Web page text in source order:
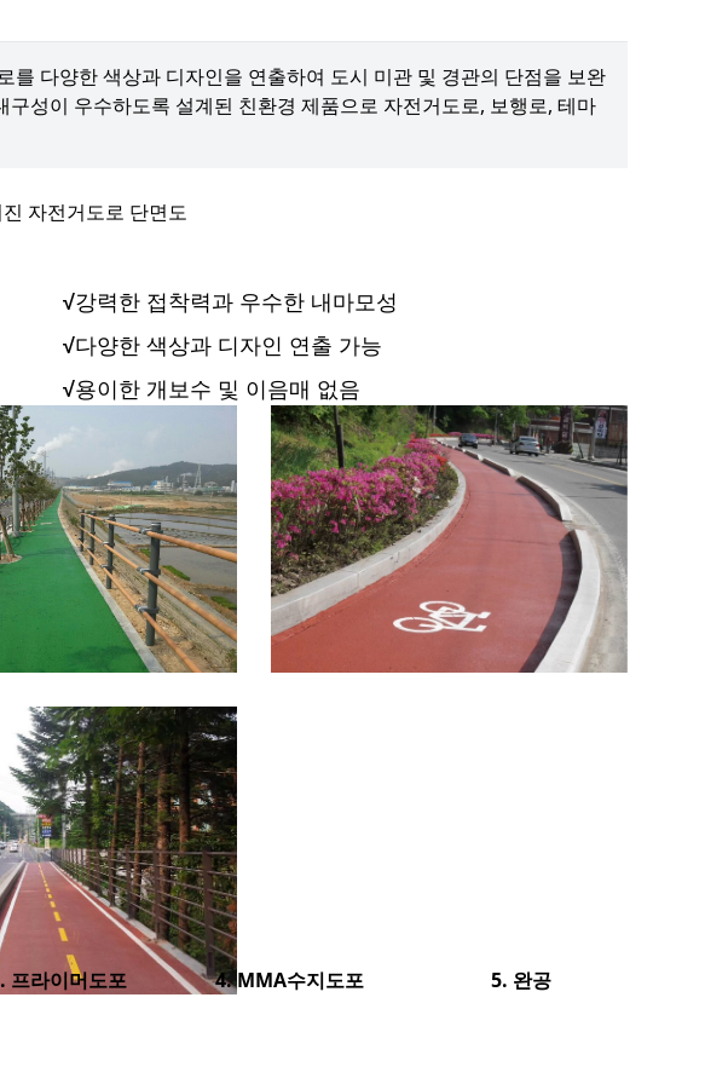
다양한 색상과 디자인을 연출하여 도시 미관 및 경관의 단점을 보완
성이 우수하도록 설계된 친환경 제품으로 자전거도로, 보행로, 테마
강력한 접착력과 우수한 내마모성
다양한 색상과 디자인 연출 가능
용이한 개보수 및 이음매 없음
프라이머도포 4. MMA수지도포 5. 완공